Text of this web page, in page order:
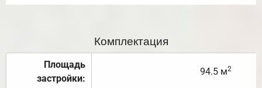
Комплектация
Площадь
застройки:
94.5 м2